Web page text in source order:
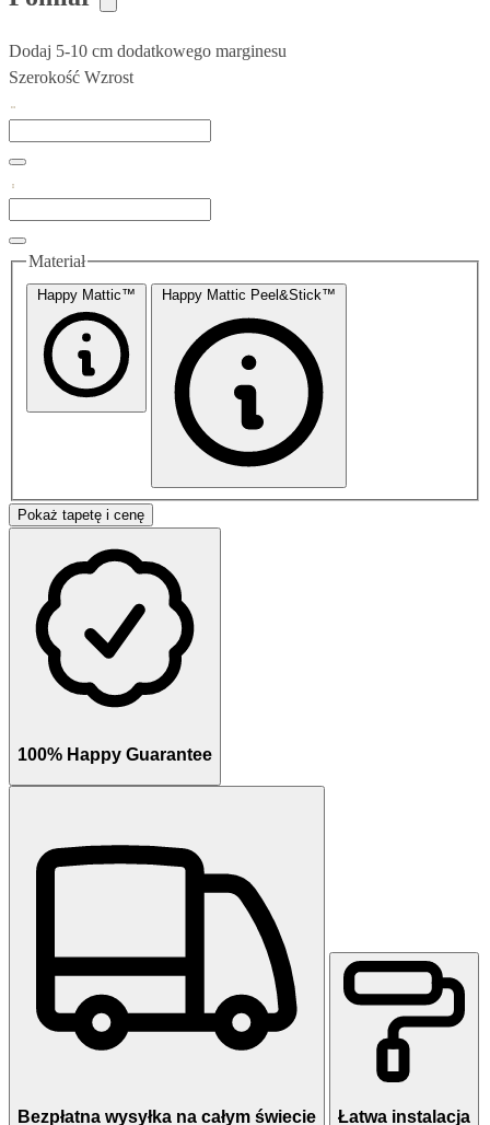
Dodaj 5-10 cm dodatkowego marginesu
Szerokość Wzrost
Materiał
Happy Mattic™ Happy Mattic Peel&Stick™
Pokaż tapetę i cenę
100% Happy Guarantee
Bezpłatna wysyłka na całym świecie Łatwa instalacja